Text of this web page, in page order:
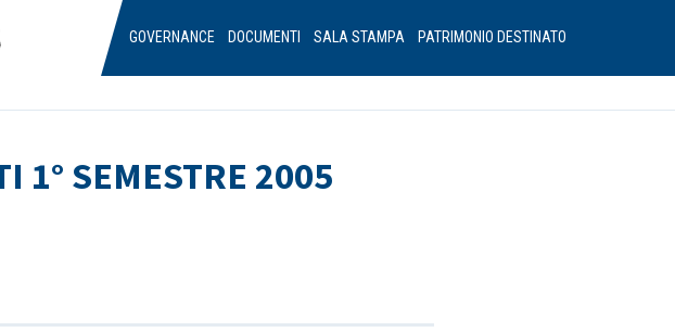
GOVERNANCE DOCUMENTI SALA STAMPA PATRIMONIO DESTINATO
1° SEMESTRE 2005